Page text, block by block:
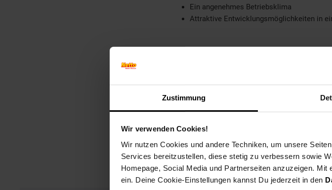
Zustimmung
Wir verwenden Cookies!
Wir nutzen Cookies und andere Techniken, um unsere
Services bereitzustellen, diese stetig zu verbessern sowie
Homepage, Social Media und Partnerseiten anzuzeigen.
ein. Deine Cookie-Einstellungen kannst Du jederzeit in den
Ein angenehmes Betriebsklima
Attraktive Entwicklungsmöglichkeiten in
Wir freuen uns auf Ihre Bewerbung!
Bewerben